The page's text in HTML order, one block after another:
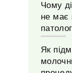
Чому
не має
Як